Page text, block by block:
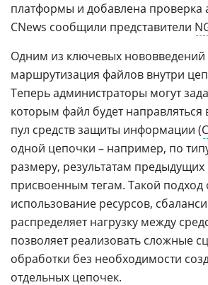
платформы и добавлена проверка
CNews сообщили представители
Одним из ключевых нововведений
маршрутизация файлов внутри
Теперь администраторы могут
которым файл будет направляться
пул средств защиты информации (
одной цепочки – например, по
размеру, результатам
присвоенным тегам. Такой подход
использование ресурсов,
распределяет нагрузку между
позволяет реализовать сложные
обработки без необходимости
отдельных цепочек.